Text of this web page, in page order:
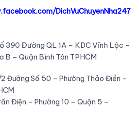
DichVuChuyenNha247
390 Đường QL 1A – KDC Vĩnh Lộc –
B – Quận Bình Tân TPHCM
Đường Số 50 – Phường Thảo Điền –
Điện – Phường 10 – Quận 5 –